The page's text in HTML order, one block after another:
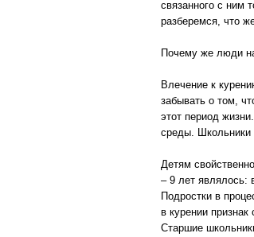
связанного с ним
разберемся, что
Почему же люди
Влечение к
забывать о том,
этот период
среды. Школьники
Детям
– 9 лет являлось:
Подростки в
в курении
Старшие